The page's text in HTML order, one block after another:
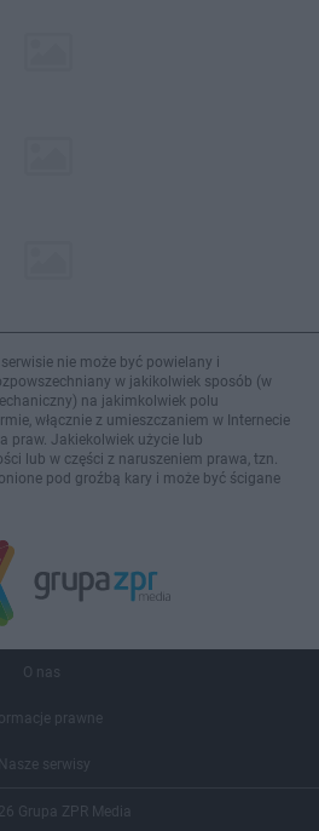
nie może być powielany i
w jakikolwiek sposób (w
na jakimkolwiek polu
włącznie z umieszczaniem w Internecie
praw. Jakiekolwiek użycie lub
lub w części z naruszeniem prawa, tzn.
pod groźbą kary i może być ścigane
O nas
prawne
Nasze serwisy
Grupa ZPR Media